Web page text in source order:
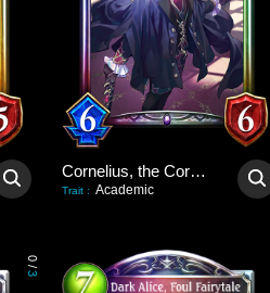
Cornelius, the Corpse King
Trait : Academic
0
/
3